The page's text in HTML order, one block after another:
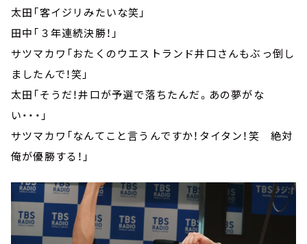
太田「客イジリみたいな笑」
田中「３年連続決勝！」
サツマカワ「おたくのウエストランド井口さんもぶっ倒し
ましたんで！笑」
太田「そうだ！井口が予選で落ちたんだ。あの夢がな
い・・・」
サツマカワ「なんてこと言うんですか！タイタン！笑 絶対
俺が優勝する！」